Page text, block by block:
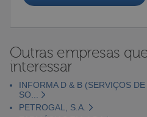
Outras empresas
interessar
INFORMA D & B (SERVIÇOS
SO...
PETROGAL, S.A.